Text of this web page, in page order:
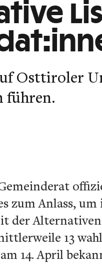
Osttiroler
führen.
zum Anlass,
der
13
14. April